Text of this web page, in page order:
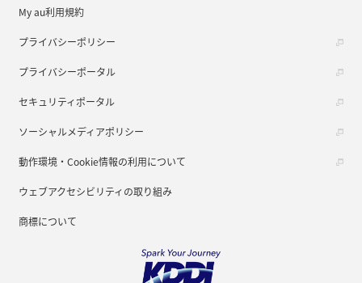
My au利用規約
プライバシーポリシー
プライバシーポータル
セキュリティポータル
ソーシャルメディアポリシー
動作環境・Cookie情報の利用について
ウェブアクセシビリティの取り組み
商標について